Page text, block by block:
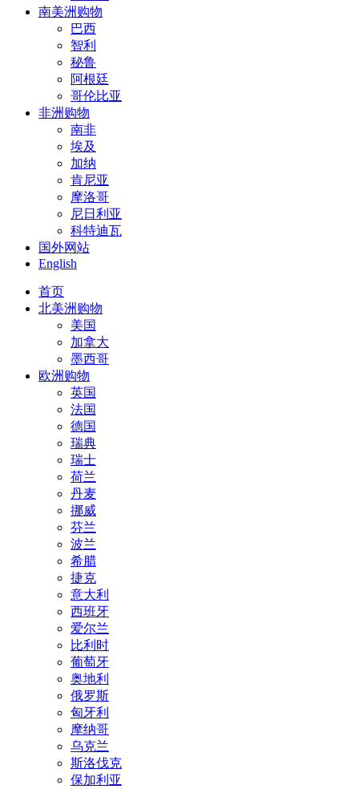
南美洲购物
巴西
智利
秘鲁
阿根廷
哥伦比亚
非洲购物
南非
埃及
加纳
肯尼亚
摩洛哥
尼日利亚
科特迪瓦
国外网站
English
首页
北美洲购物
美国
加拿大
墨西哥
欧洲购物
英国
法国
德国
瑞典
瑞士
荷兰
丹麦
挪威
芬兰
波兰
希腊
捷克
意大利
西班牙
爱尔兰
比利时
葡萄牙
奥地利
俄罗斯
匈牙利
摩纳哥
乌克兰
斯洛伐克
保加利亚